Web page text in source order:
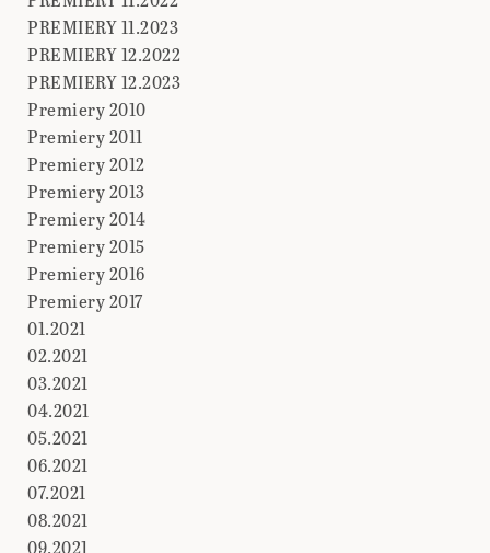
PREMIERY 11.2023
PREMIERY 12.2022
PREMIERY 12.2023
Premiery 2010
Premiery 2011
Premiery 2012
Premiery 2013
Premiery 2014
Premiery 2015
Premiery 2016
Premiery 2017
01.2021
02.2021
03.2021
04.2021
05.2021
06.2021
07.2021
08.2021
09.2021